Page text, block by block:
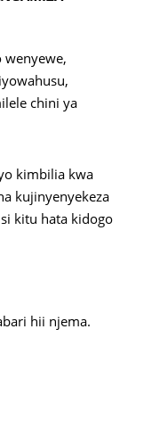
wenyewe,
chini ya
kimbilia kwa
kujinyenyekeza
kitu hata kidogo
hii njema.